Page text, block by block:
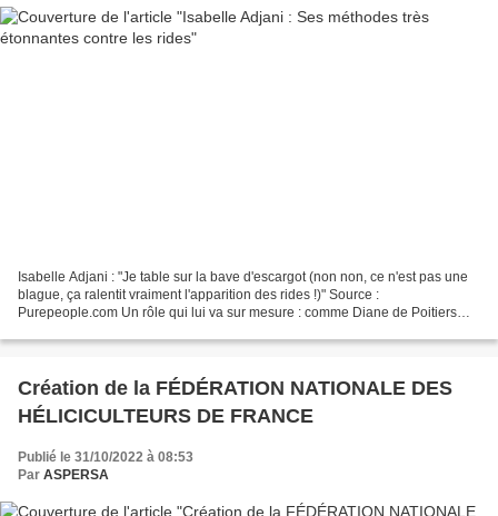
Isabelle Adjani : "Je table sur la bave d'escargot (non non, ce n'est pas une
blague, ça ralentit vraiment l'apparition des rides !)" Source :
Purepeople.com Un rôle qui lui va sur mesure : comme Diane de Poitiers
Création de la FÉDÉRATION NATIONALE DES
HÉLICICULTEURS DE FRANCE
Publié le 31/10/2022 à 08:53
Par ASPERSA